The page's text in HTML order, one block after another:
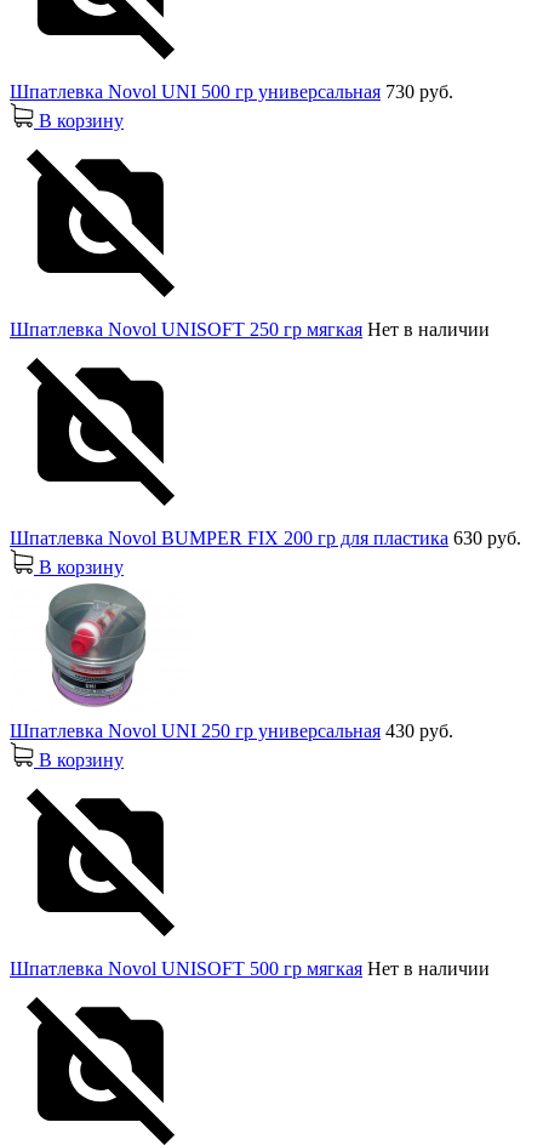
Шпатлевка Novol UNI 500 гр универсальная 730 руб.
В корзину
Шпатлевка Novol UNISOFT 250 гр мягкая Нет в наличии
Шпатлевка Novol BUMPER FIX 200 гр для пластика 630 руб.
В корзину
Шпатлевка Novol UNI 250 гр универсальная 430 руб.
В корзину
Шпатлевка Novol UNISOFT 500 гр мягкая Нет в наличии